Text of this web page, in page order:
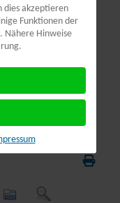
dies akzeptieren
Funktionen der
Nähere Hinweise